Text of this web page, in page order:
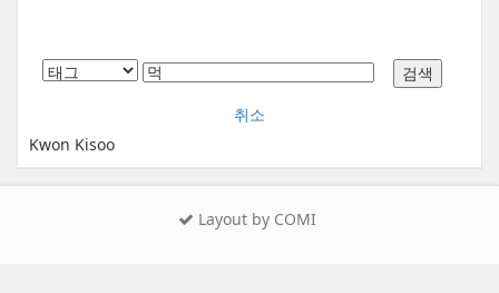
취소
Kwon Kisoo
Layout by COMI